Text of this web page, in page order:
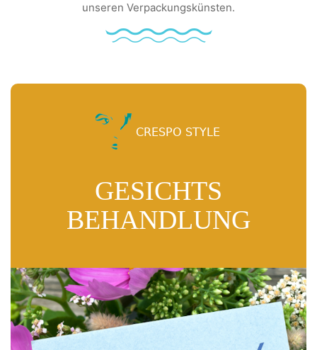
unseren Verpackungskünsten.
GESICHTS
BEHANDLUNG